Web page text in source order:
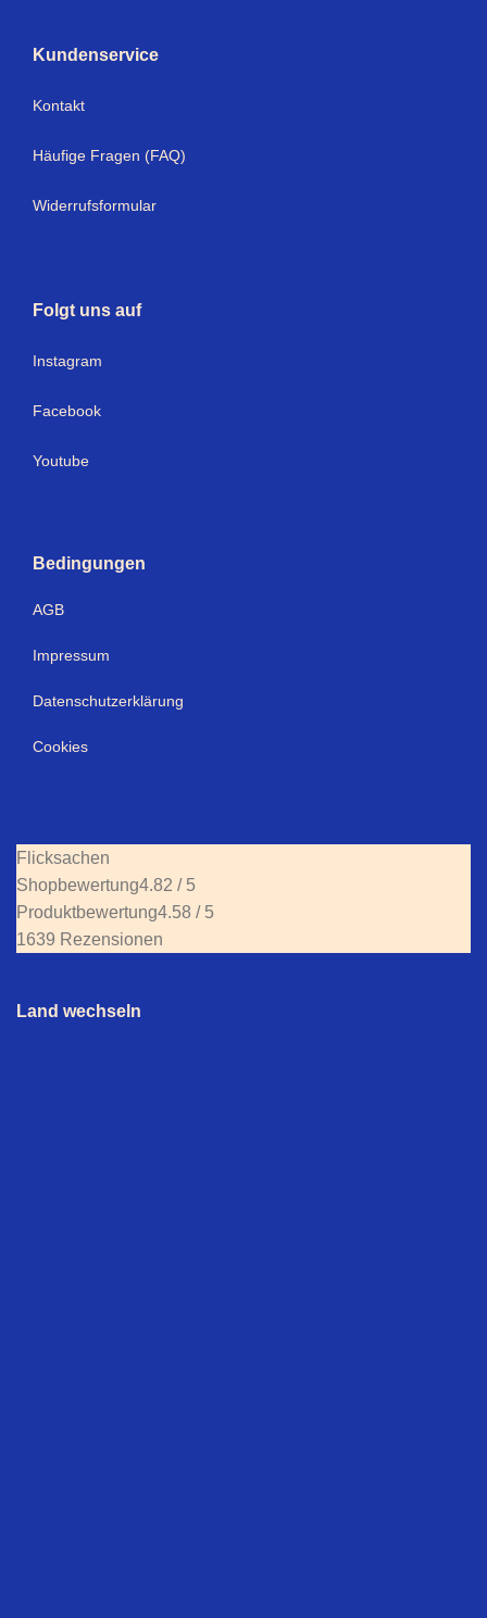
Kundenservice
Kontakt
Häufige Fragen (FAQ)
Widerrufsformular
Folgt uns auf
Instagram
Facebook
Youtube
Bedingungen
AGB
Impressum
Datenschutzerklärung
Cookies
Flicksachen
Shopbewertung4.82 / 5
Produktbewertung4.58 / 5
1639 Rezensionen
Land wechseln